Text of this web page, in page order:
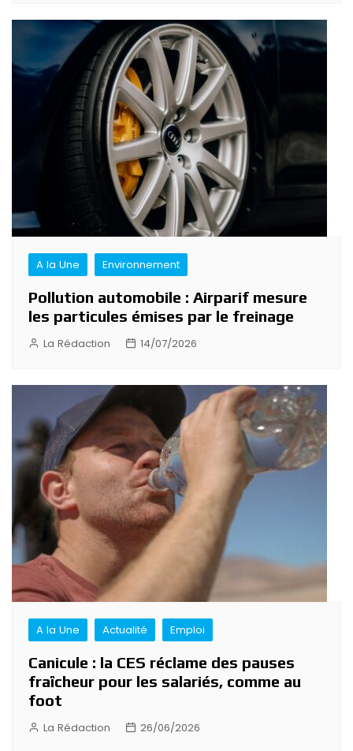
A la Une Environnement
Pollution automobile : Airparif mesure
les particules émises par le freinage
La Rédaction 14/07/2026
A la Une Actualité Emploi
Canicule : la CES réclame des pauses
fraîcheur pour les salariés, comme au
foot
La Rédaction 26/06/2026